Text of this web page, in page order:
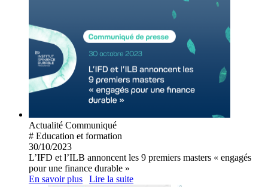
Actualité Communiqué
# Education et formation
30/10/2023
L’IFD et l’ILB annoncent les 9 premiers masters « engagés
pour une finance durable »
En savoir plus
Lire la suite